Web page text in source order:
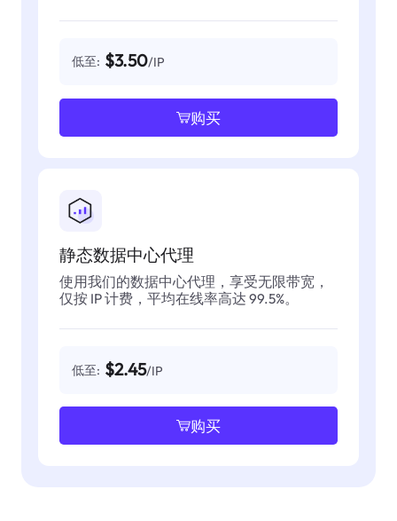
低至: $3.50/IP
购买
静态数据中心代理
使用我们的数据中心代理，享受无限带宽，
仅按 IP 计费，平均在线率高达 99.5%。
低至: $2.45/IP
购买